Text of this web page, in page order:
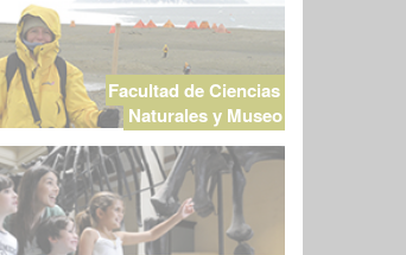
Facultad de Ciencias
Naturales y Museo